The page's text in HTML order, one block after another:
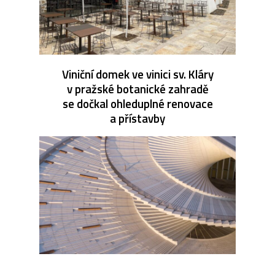
Viniční domek ve vinici sv. Kláry
v pražské botanické zahradě
se dočkal ohleduplné renovace
a přístavby